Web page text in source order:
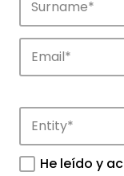
innovation in
He leído y